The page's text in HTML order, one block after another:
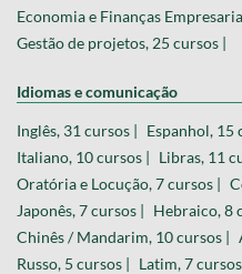
Economia e Finanças
Gestão de projetos, 25 cursos |
Idiomas e comunicação
Inglês, 31 cursos | Espanhol, 15
Italiano, 10 cursos | Libras, 11
Oratória e Locução, 7 cursos |
Japonês, 7 cursos | Hebraico, 8
Chinês / Mandarim, 10 cursos |
Russo, 5 cursos | Latim, 7